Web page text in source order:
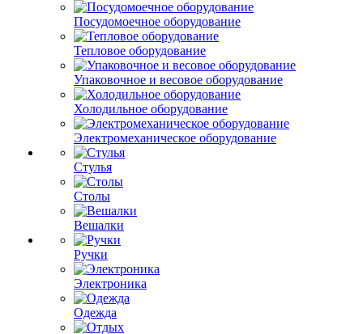
Посудомоечное оборудование
Тепловое оборудование
Упаковочное и весовое оборудование
Холодильное оборудование
Электромеханическое оборудование
Стулья
Столы
Вешалки
Ручки
Электроника
Одежда